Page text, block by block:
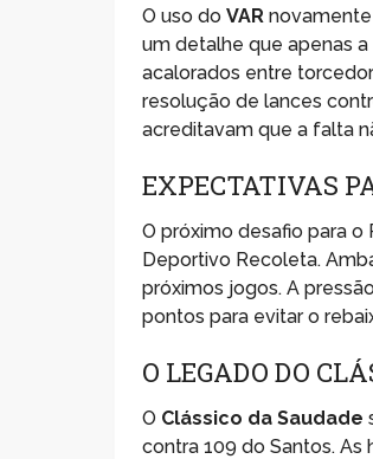
O uso doVAR
um detalhe que apenas
acalorados entre
resolução de lances
acreditavam que a falta
EXPECTATIVAS
O próximo desafio para o
Deportivo Recoleta.
próximos jogos. A
pontos para evitar o
O LEGADO DO
O Clássico da Saudade
contra 109 do Santos.